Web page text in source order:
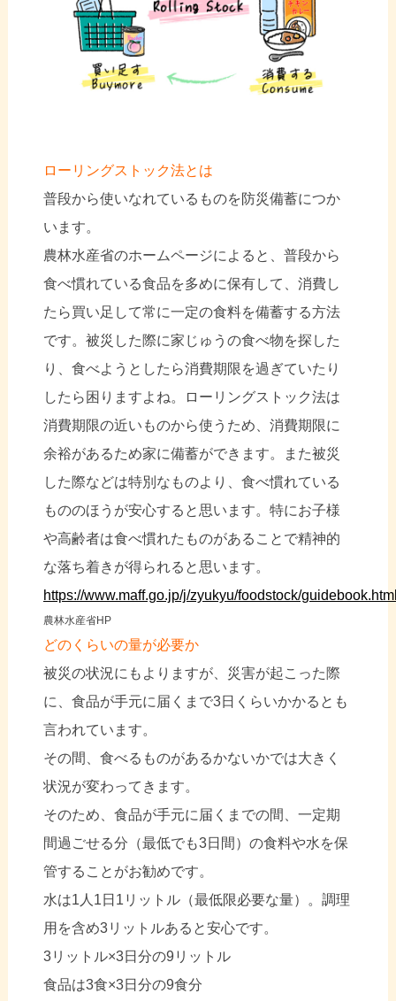
ローリングストック法とは
普段から使いなれているものを防災備蓄につか
います。
農林水産省のホームページによると、普段から
食べ慣れている食品を多めに保有して、消費し
たら買い足して常に一定の食料を備蓄する方法
です。被災した際に家じゅうの食べ物を探した
り、食べようとしたら消費期限を過ぎていたり
したら困りますよね。ローリングストック法は
消費期限の近いものから使うため、消費期限に
余裕があるため家に備蓄ができます。また被災
した際などは特別なものより、食べ慣れている
もののほうが安心すると思います。特にお子様
や高齢者は食べ慣れたものがあることで精神的
な落ち着きが得られると思います。
https://www.maff.go.jp/j/zyukyu/foodstock/
農林水産省HP
どのくらいの量が必要か
被災の状況にもよりますが、災害が起こった際
に、食品が手元に届くまで3日くらいかかるとも
言われています。
その間、食べるものがあるかないかでは大きく
状況が変わってきます。
そのため、食品が手元に届くまでの間、一定期
間過ごせる分（最低でも3日間）の食料や水を保
管することがお勧めです。
水は1人1日1リットル（最低限必要な量）。調理
用を含め3リットルあると安心です。
3リットル×3日分の9リットル
食品は3食×3日分の9食分